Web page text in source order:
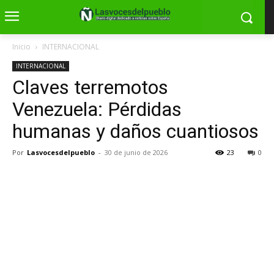
Inicio INTERNACIONAL
INTERNACIONAL
Claves terremotos
Venezuela: Pérdidas
humanas y daños cuantiosos
Por Lasvocesdelpueblo - 30 de junio de 2026 0
23